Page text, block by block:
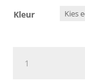
Kleur
babyslofjes